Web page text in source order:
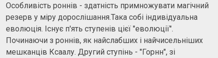
Особливість роннів - здатність примножувати магічний
резерв у міру дорослішання.Така собі індивідуальна
еволюція. Існує п'ять ступенів цієї "еволюції".
Починаючи з роннів, як найслабших і найчисельніших
мешканців Ксаалу. Другий ступінь - "Горнн", зі